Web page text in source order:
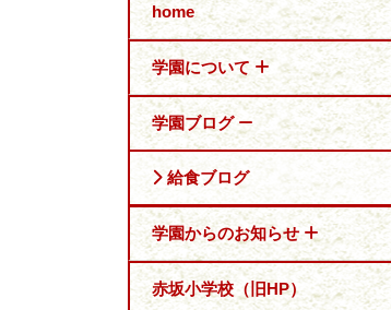
home
学園について
学園ブログ
給食ブログ
学園からのお知らせ
赤坂小学校（旧HP）